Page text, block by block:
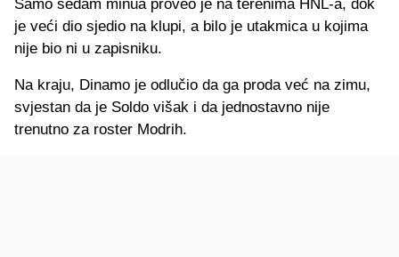
Samo sedam minua proveo je na terenima HNL-a, dok
je veći dio sjedio na klupi, a bilo je utakmica u kojima
nije bio ni u zapisniku.
Na kraju, Dinamo je odlučio da ga proda već na zimu,
svjestan da je Soldo višak i da jednostavno nije
trenutno za roster Modrih.